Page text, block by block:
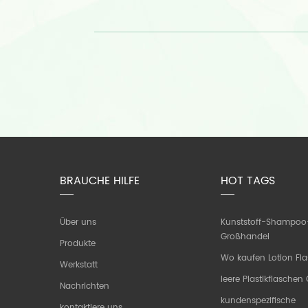
BRAUCHE HILFE
Über uns
Produkte
Werkstatt
Nachrichten
HOT TAGS
Kunststoff-
Großhandel
Wo kaufen Lotion
leere Plastikflaschen
kundenspezifische